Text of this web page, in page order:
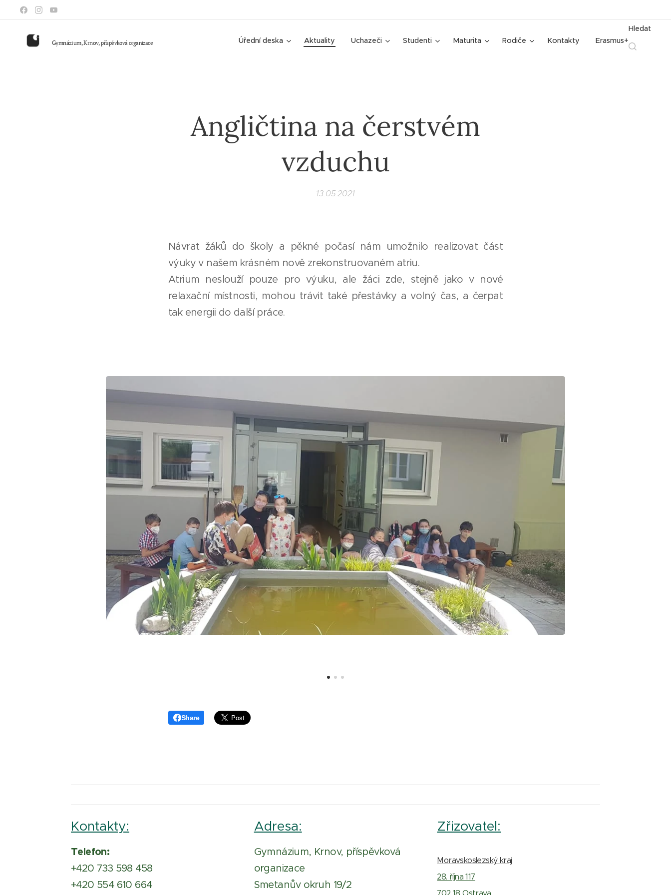
Gymnázium, Krnov,příspěvková organizace Úřední deska Aktuality Uchazeči Studenti Maturita Rodiče Kontakty Erasmus+
Hledat
Angličtina na čerstvém
vzduchu
13.05.2021
Návrat žáků do školy a pěkné počasí nám umožnilo realizovat část
výuky v našem krásném nově zrekonstruovaném atriu.
Atrium neslouží pouze pro výuku, ale žáci zde, stejně jako v nové
relaxační místnosti, mohou trávit také přestávky a volný čas, a čerpat
tak energii do další práce.
Share
Kontakty:
Telefon:
+420 733 598 458
+420 554 610 664
Adresa:
Gymnázium, Krnov, příspěvková
organizace
Smetanův okruh 19/2
Zřizovatel:
Moravskoslezský kraj
28. října 117